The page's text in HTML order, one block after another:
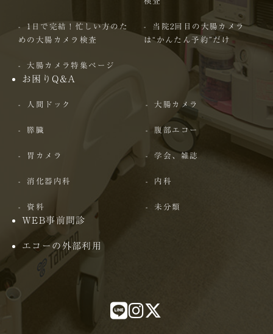
1日で完結！忙しい方のた
めの大腸カメラ検査
当院2回目の大腸カメラ
は“かんたん予約”だけ
大腸カメラ特集ページ
お困りQ&A
人間ドック 大腸カメラ
膵臓 腹部エコー
胃カメラ 学会、雑誌
消化器内科 内科
資料 未分類
WEB事前問診
エコーの外部利用